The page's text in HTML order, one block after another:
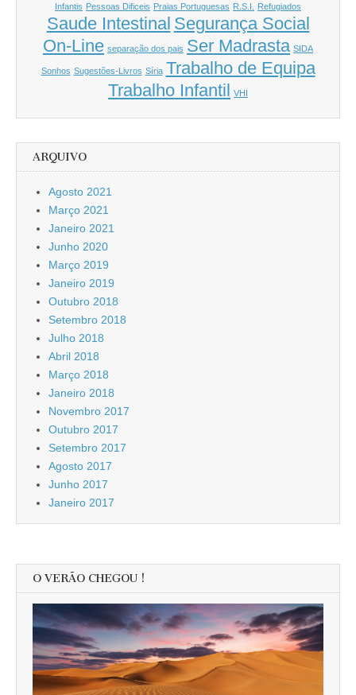
Infantis Pessoas Dificeis Praias Portuguesas R.S.I. Refugiados
Saude Intestinal Segurança Social
On-Line separação dos pais Ser Madrasta SIDA
Sonhos Sugestões-Livros Síria Trabalho de Equipa
Trabalho Infantil VHI
ARQUIVO
Agosto 2021
Março 2021
Janeiro 2021
Junho 2020
Março 2019
Janeiro 2019
Outubro 2018
Setembro 2018
Julho 2018
Abril 2018
Março 2018
Janeiro 2018
Novembro 2017
Outubro 2017
Setembro 2017
Agosto 2017
Junho 2017
Janeiro 2017
O VERÃO CHEGOU !